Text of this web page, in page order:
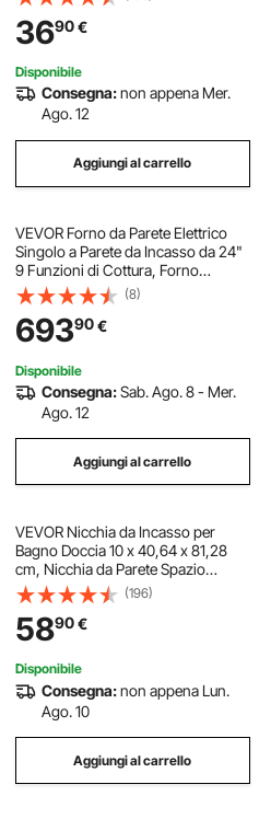
Impermeabile, Nicchia da Incasso a
Parete per Sapone da Bagno con
Mensola Colore Nero
3690€
Disponibile
Consegna:non appena Mer.
Ago. 12
Aggiungi al carrello
VEVOR Forno da Parete Elettrico
Singolo a Parete da Incasso da 24"
9 Funzioni di Cottura, Forno
Elettrico a Parete Riscaldamento
max. 200°C, Forno Elettrico 3550
W Griglia e Teglia da Forno, Cucina
(8)
69390€
Disponibile
Consegna:Sab. Ago. 8 - Mer.
Ago. 12
Aggiungi al carrello
VEVOR Nicchia da Incasso per
Bagno Doccia 10 x 40,64 x 81,28
cm, Nicchia da Parete Spazio
Doppio in Plastica XPS
Impermeabile, Nicchia da Incasso a
Parete per Sapone da Bagno con
Mensola Colore Nero
(196)
5890€
Disponibile
Consegna:non appena Lun.
Ago. 10
Aggiungi al carrello